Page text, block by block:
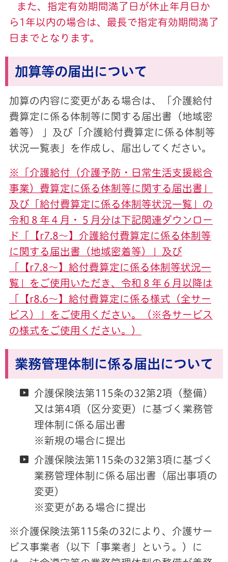
また、指定有効期間満了日が休止年月日か
ら1年以内の場合は、最長で指定有効期間満了
日までとなります。
加算等の届出について
加算の内容に変更がある場合は、「介護給付
費算定に係る体制等に関する届出書（地域密
着等） 」及び「介護給付費算定に係る体制等
状況一覧表」を作成し、届出してください。
※「介護給付（介護予防・日常生活支援総合
事業）費算定に係る体制等に関する届出書」
及び「給付費算定に係る体制等状況一覧」の
令和８年４月・５月分は下記関連ダウンロー
ド「【r7.8～】介護給付費算定に係る体制等
に関する届出書（地域密着等）」及び
「【r7.8～】給付費算定に係る体制等状況一
覧」をご使用いただき、令和８年６月以降は
「【r8.6～】給付費算定に係る様式（全サー
ビス）」をご使用ください。（※各サービス
の様式をご使用ください。）
業務管理体制に係る届出について
介護保険法第115条の32第2項（整備）
又は第4項（区分変更）に基づく業務管
理体制に係る届出書
※新規の場合に提出
介護保険法第115条の32第3項に基づく
業務管理体制に係る届出書（届出事項の
変更）
※変更がある場合に提出
※介護保険法第115条の32により、介護サー
ビス事業者（以下「事業者」という。）に